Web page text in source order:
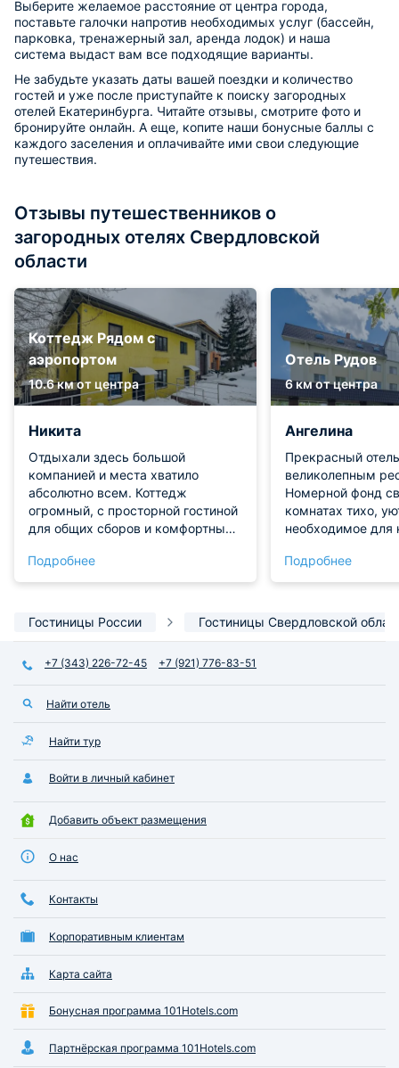
Выберите желаемое расстояние от центра города,
поставьте галочки напротив необходимых услуг (бассейн,
парковка, тренажерный зал, аренда лодок) и наша
система выдаст вам все подходящие варианты.
Не забудьте указать даты вашей поездки и количество
гостей и уже после приступайте к поиску загородных
отелей Екатеринбурга. Читайте отзывы, смотрите фото и
бронируйте онлайн. А еще, копите наши бонусные баллы с
каждого заселения и оплачивайте ими свои следующие
путешествия.
Отзывы путешественников о
загородных отелях Свердловской
области
Коттедж Рядом с
аэропортом
10.6 км от центра
Никита
Отдыхали здесь большой
компанией и места хватило
абсолютно всем. Коттедж
огромный, с просторной гостиной
для общих сборов и комфортными
удовольствием играли в бильярд.
На кухне очень пригодились
и вся бытовая техника. Отлично
лесопарка гуляли пешком.
Выходные прошли замечательно!
Подробнее
Отель Рудов
6 км от центра
Ангелина
Прекрасный
великолепным
Номерной фонд
комнатах тихо,
необходимое для
удачная, но
заслуживает
от завтраков до
быстрое и
комфортного
Рекомендую на
Подробнее
Гостиницы России Гостиницы Свердловской
+7 (343) 226-72-45 +7 (921) 776-83-51
Найти отель
Найти тур
Войти в личный кабинет
Добавить объект размещения
О нас
Контакты
Корпоративным клиентам
Карта сайта
Бонусная программа 101Hotels.com
Партнёрская программа 101Hotels.com